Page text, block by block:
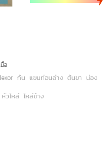
อ
ก้น แขนท่อนล่าง ต้นขา น่อง
หัวไหล่ ไหล่ข้าง